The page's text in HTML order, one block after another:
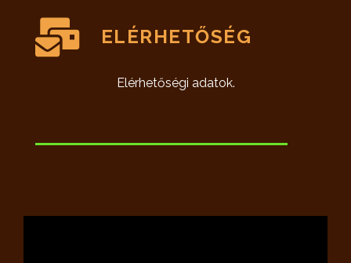
ELÉRHETŐSÉG
Elérhetőségi adatok.